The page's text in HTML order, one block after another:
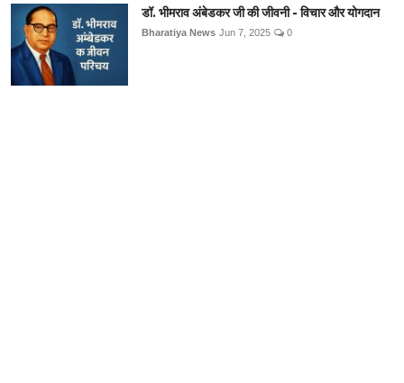
डॉ. भीमराव अंबेडकर जी की जीवनी - विचार और योगदान
Bharatiya News Jun 7, 2025 0